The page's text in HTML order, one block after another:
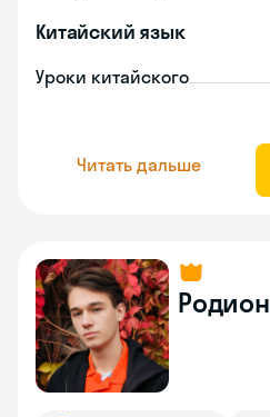
Китайский язык
Уроки китайского
Читать дальше
Родион